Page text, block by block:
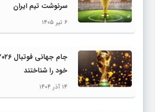
سرنوشت تیم ایران
۶ تیر ۱۴۰۵
خود را شناختند
۱۴ آذر ۱۴۰۴